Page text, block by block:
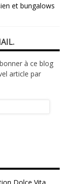
et bungalows
à ce blog
article par